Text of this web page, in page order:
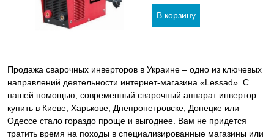
Продажа сварочных инверторов в Украине – одно из ключевых
направлений деятельности интернет-магазина «Lessad». С
нашей помощью, современный сварочный аппарат инвертор
купить в Киеве, Харькове, Днепропетровске, Донецке или
Одессе стало гораздо проще и выгоднее. Вам не придется
тратить время на походы в специализированные магазины или